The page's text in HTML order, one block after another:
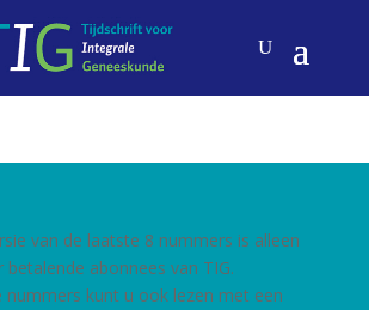
van de laatste 8 nummers is alleen
betalende abonnees van TIG.
nummers kunt u ook lezen met een